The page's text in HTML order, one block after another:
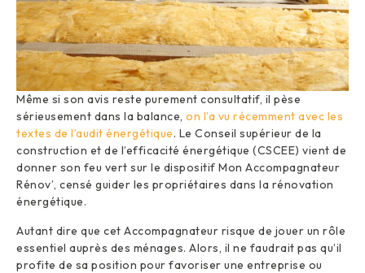
Même si son avis reste purement consultatif, il pèse
sérieusement dans la balance, on l’a vu récemment avec les
textes de l’audit énergétique. Le Conseil supérieur de la
construction et de l’efficacité énergétique (CSCEE) vient de
donner son feu vert sur le dispositif Mon Accompagnateur
Rénov’, censé guider les propriétaires dans la rénovation
énergétique.
Autant dire que cet Accompagnateur risque de jouer un rôle
essentiel auprès des ménages. Alors, il ne faudrait pas qu’il
profite de sa position pour favoriser une entreprise ou